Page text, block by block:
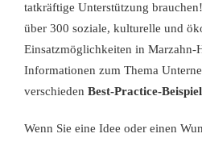
tatkräftige Unterstützung brauchen!
über 300 soziale, kulturelle und
Einsatzmöglichkeiten in Marzahn-
Informationen zum Thema
verschieden Best-Practice-
Wenn Sie eine Idee oder einen